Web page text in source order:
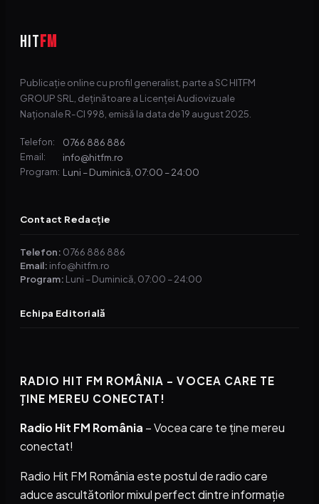
HITFM
Publicație online cu profil generalist, parte a SC HITFM
GROUP SRL, deținătoare a Licenței Audiovizuale
Naționale R-CI 998, emisă la data de 19 august 2025.
Telefon: 0766 886 886
Email: info@hitfm.ro
Program: Luni – Duminică, 07:00 – 24:00
Contact Redacție
Telefon: 0766 886 886
Email: info@hitfm.ro
Program: Luni – Duminică, 07:00 – 24:00
Echipa Editorială
RADIO HIT FM ROMÂNIA – VOCEA CARE TE
ȚINE MEREU CONECTAT!
Radio Hit FM România – Vocea care te ține mereu
conectat!
Radio Hit FM România este postul de radio care
aduce ascultătorilor mixul perfect dintre informație